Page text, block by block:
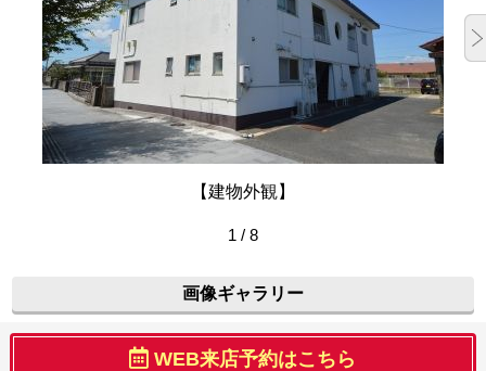
【建物外観】
1 / 8
画像ギャラリー
WEB来店予約はこちら